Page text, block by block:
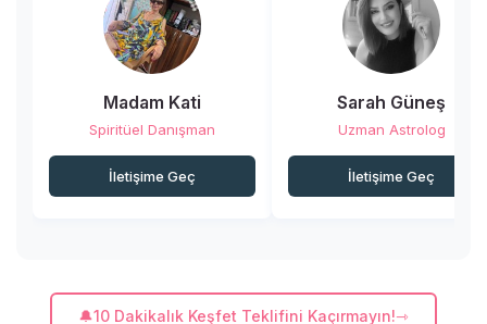
Madam Kati
Spiritüel Danışman
İletişime Geç
Sarah Güneş
Uzman Astrolog
İletişime Geç
🔔10 Dakikalık Keşfet Teklifini Kaçırmayın!